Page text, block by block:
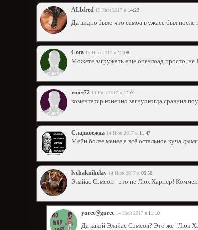
ALbfred 15 Июн 2017 в 14:23
Да видно было что самоа в ужасе был после
Cota 15 Июн 2017 в 12:08
Можете загружать еще опенлоад просто, не
voice72 14 Июн 2017 в 12:01
коментатор конечно загнул когда сравнил
Сладкоежка 14 Июн 2017 в 11:47
Мейн более менее,а всё остальное куча
lychaknikolay 14 Июн 2017 в 09:50
Элайас Сэмсон - это не Люк Харпер!
yurec@gurec 14 Июн 2017 в 11:10
Да какой Элайас Сэмсон? Это же "Люк